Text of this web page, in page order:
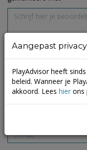
Aangepast
PlayAdvisor heeft
beleid. Wanneer je
akkoord. Lees hier ons